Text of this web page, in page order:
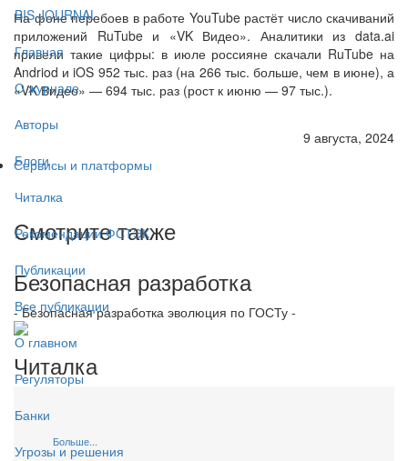
BIS JOURNAL
Главная
О журнале
Авторы
Блоги
Читалка
Рекомендации ФСТЭК
Публикации
Все публикации
О главном
Регуляторы
Банки
Угрозы и решения
На фоне перебоев в работе YouTube растёт число скачиваний
приложений RuTube и «VK Видео». Аналитики из data.ai
привели такие цифры: в июле россияне скачали RuTube на
Andriod и iOS 952 тыс. раз (на 266 тыс. больше, чем в июне), а
«VK Видео» — 694 тыс. раз (рост к июню — 97 тыс.).
9 августа, 2024
Сервисы и платформы
Смотрите также
Безопасная разработка
- Безопасная разработка эволюция по ГОСТу -
Читалка
Больше...